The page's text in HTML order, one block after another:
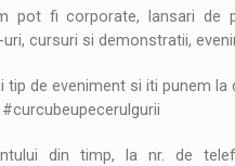
pot fi corporate, lansari de
cursuri si demonstratii,
de eveniment si iti punem
din timp, la nr. de